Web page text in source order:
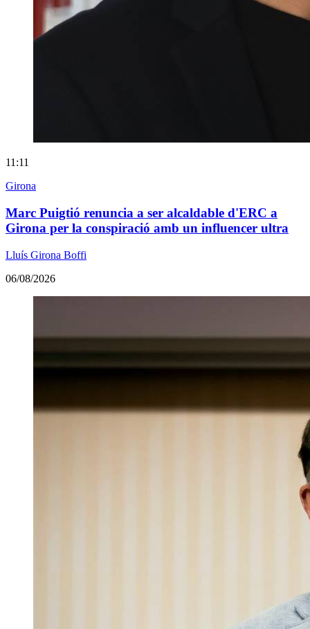
11:11
Girona
Marc Puigtió renuncia a ser alcaldable d'ERC a
Girona per la conspiració amb un influencer ultra
Lluís Girona Boffi
06/08/2026